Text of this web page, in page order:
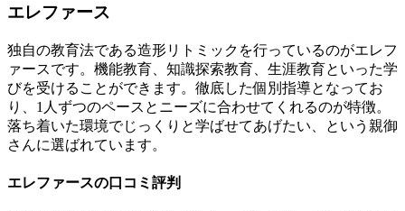
エレファース
独自の教育法である造形リトミックを行っているのがエレフ
ァースです。機能教育、知識探索教育、生涯教育といった学
びを受けることができます。徹底した個別指導となってお
り、1人ずつのペースとニーズに合わせてくれるのが特徴。
落ち着いた環境でじっくりと学ばせてあげたい、という親御
さんに選ばれています。
エレファースの口コミ評判